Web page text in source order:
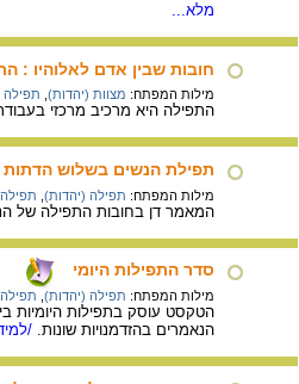
מלא...
חובות שבין אדם לאלוהיו :
מילות המפתח: מצוות (יהדות) תפילה
התפילה היא מרכיב מרכזי
תפילת הנשים בשלוש הדתות
מילות המפתח: תפילה (יהדות)
המאמר דן בחובות התפילה של
סדר התפילות היומי
מילות המפתח: תפילה (יהדות)
הטקסט עוסק בתפילות היומיות
הנאמרים בהזדמנויות שונות. /